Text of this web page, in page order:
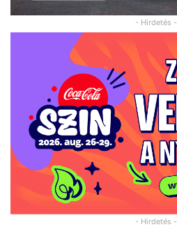
- Hirdetés -
- Hirdetés -